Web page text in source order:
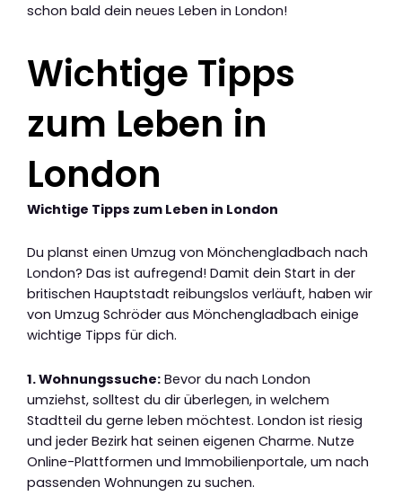
schon bald dein neues Leben in London!
Wichtige Tipps
zum Leben in
London
Wichtige Tipps zum Leben in London
Du planst einen Umzug von Mönchengladbach nach
London? Das ist aufregend! Damit dein Start in der
britischen Hauptstadt reibungslos verläuft, haben wir
von Umzug Schröder aus Mönchengladbach einige
wichtige Tipps für dich.
1. Wohnungssuche: Bevor du nach London
umziehst, solltest du dir überlegen, in welchem
Stadtteil du gerne leben möchtest. London ist riesig
und jeder Bezirk hat seinen eigenen Charme. Nutze
Online-Plattformen und Immobilienportale, um nach
passenden Wohnungen zu suchen.